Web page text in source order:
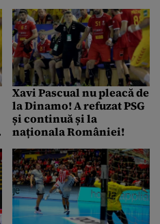
trei
Xavi Pascual nu pleacă de
la Dinamo! A refuzat PSG
și continuă și la
naționala României!